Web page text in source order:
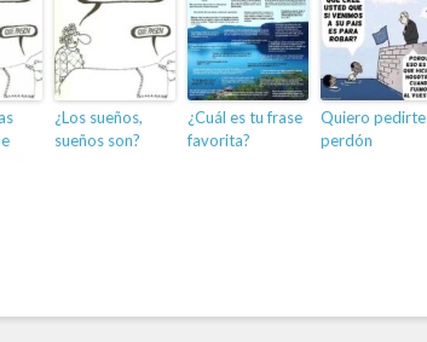
¿Los sueños,
sueños son?
¿Cuál es tu frase
favorita?
Quiero pedirte
perdón